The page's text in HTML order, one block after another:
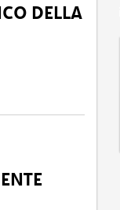
DELLA